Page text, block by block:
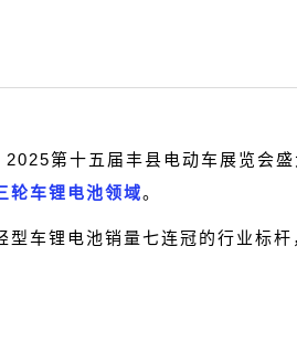
第十五届丰县电动车展览会盛
轮车锂电池领域。
型车锂电池销量七连冠的行业标